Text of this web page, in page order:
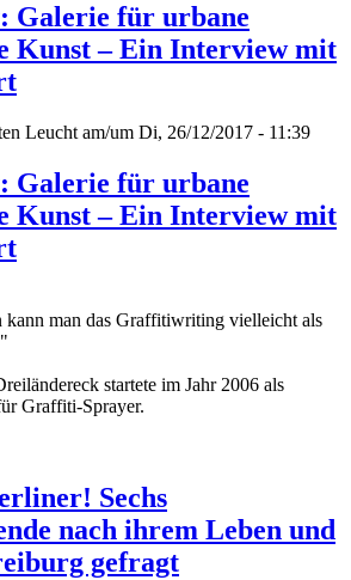
Galerie für urbane
Kunst – Ein Interview mit
Leucht am/um Di, 26/12/2017 - 11:39
Galerie für urbane
Kunst – Ein Interview mit
kann man das Graffitiwriting vielleicht als
startete im Jahr 2006 als
Graffiti-Sprayer.
Sechs
nach ihrem Leben und
gefragt